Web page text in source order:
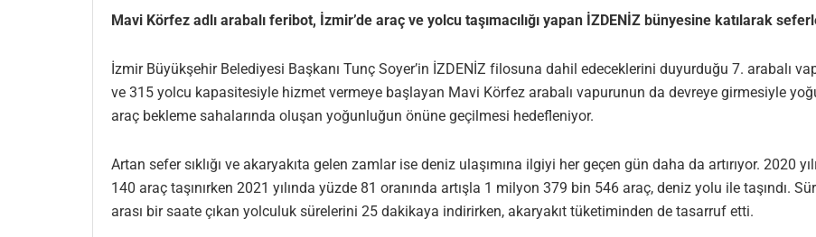
Mavi Körfez adlı arabalı feribot, İzmir’de araç ve yolcu taşımacılığı yapan İZDENİZ bünyesine katılarak
İzmir Büyükşehir Belediyesi Başkanı Tunç Soyer’in İZDENİZ filosuna dahil edeceklerini duyurduğu 7. arabalı
ve 315 yolcu kapasitesiyle hizmet vermeye başlayan Mavi Körfez arabalı vapurunun da devreye girmesiyle
araç bekleme sahalarında oluşan yoğunluğun önüne geçilmesi hedefleniyor.
Artan sefer sıklığı ve akaryakıta gelen zamlar ise deniz ulaşımına ilgiyi her geçen gün daha da artırıyor. 2020
140 araç taşınırken 2021 yılında yüzde 81 oranında artışla 1 milyon 379 bin 546 araç, deniz yolu ile taşındı.
arası bir saate çıkan yolculuk sürelerini 25 dakikaya indirirken, akaryakıt tüketiminden de tasarruf etti.